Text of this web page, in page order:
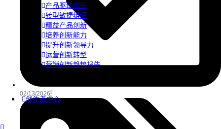
产品驱动增长
转型敏捷组织
精益产品创新
培养创新能力
提升创新领导力
运营创新转型
营销创新趋势报告
创作者中心
02/13/2026